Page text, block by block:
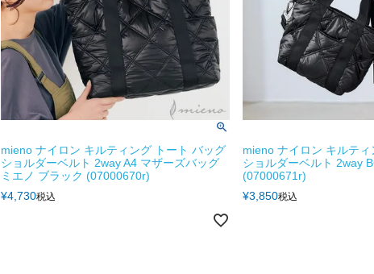
mieno ナイロン キルティング トート バッグ
ショルダーベルト 2way A4 マザーズバッグ
ミエノ ブラック (07000670r)
¥4,730税込
mieno ナイロン キルテ
ショルダーベルト 2way
(07000671r)
¥3,850税込